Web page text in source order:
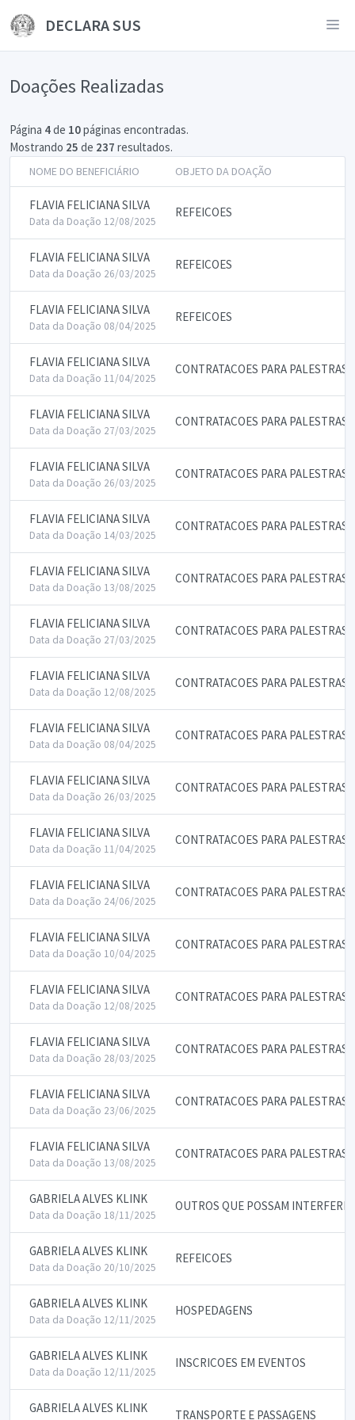
DECLARA SUS
Doações Realizadas
Página 4de 10páginas encontradas.
Mostrando 25 de 237 resultados.
NOME DO BENEFICIÁRIO OBJETO DA DOAÇÃO
FLAVIA FELICIANA SILVA
Data da Doação 12/08/2025
REFEICOES
FLAVIA FELICIANA SILVA
Data da Doação 26/03/2025
REFEICOES
FLAVIA FELICIANA SILVA
Data da Doação 08/04/2025
REFEICOES
FLAVIA FELICIANA SILVA
Data da Doação 11/04/2025
CONTRATACOES PARA PALESTRAS
FLAVIA FELICIANA SILVA
Data da Doação 27/03/2025
CONTRATACOES PARA PALESTRAS
FLAVIA FELICIANA SILVA
Data da Doação 26/03/2025
CONTRATACOES PARA PALESTRAS
FLAVIA FELICIANA SILVA
Data da Doação 14/03/2025
CONTRATACOES PARA PALESTRAS
FLAVIA FELICIANA SILVA
Data da Doação 13/08/2025
CONTRATACOES PARA PALESTRAS
FLAVIA FELICIANA SILVA
Data da Doação 27/03/2025
CONTRATACOES PARA PALESTRAS
FLAVIA FELICIANA SILVA
Data da Doação 12/08/2025
CONTRATACOES PARA PALESTRAS
FLAVIA FELICIANA SILVA
Data da Doação 08/04/2025
CONTRATACOES PARA PALESTRAS
FLAVIA FELICIANA SILVA
Data da Doação 26/03/2025
CONTRATACOES PARA PALESTRAS
FLAVIA FELICIANA SILVA
Data da Doação 11/04/2025
CONTRATACOES PARA PALESTRAS
FLAVIA FELICIANA SILVA
Data da Doação 24/06/2025
CONTRATACOES PARA PALESTRAS
FLAVIA FELICIANA SILVA
Data da Doação 10/04/2025
CONTRATACOES PARA PALESTRAS
FLAVIA FELICIANA SILVA
Data da Doação 12/08/2025
CONTRATACOES PARA PALESTRAS
FLAVIA FELICIANA SILVA
Data da Doação 28/03/2025
CONTRATACOES PARA PALESTRAS
FLAVIA FELICIANA SILVA
Data da Doação 23/06/2025
CONTRATACOES PARA PALESTRAS
FLAVIA FELICIANA SILVA
Data da Doação 13/08/2025
CONTRATACOES PARA PALESTRAS
GABRIELA ALVES KLINK
Data da Doação 18/11/2025
OUTROS QUE POSSAM
GABRIELA ALVES KLINK
Data da Doação 20/10/2025
REFEICOES
GABRIELA ALVES KLINK
Data da Doação 12/11/2025
HOSPEDAGENS
GABRIELA ALVES KLINK
Data da Doação 12/11/2025
INSCRICOES EM EVENTOS
GABRIELA ALVES KLINK TRANSPORTE E PASSAGENS